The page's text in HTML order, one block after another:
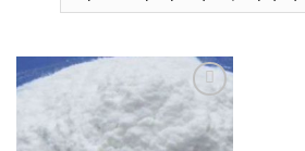
Add to
wishlist